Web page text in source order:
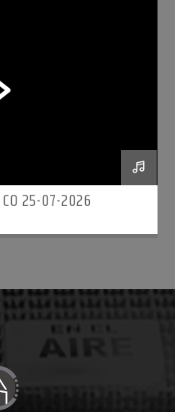
25-07-2026